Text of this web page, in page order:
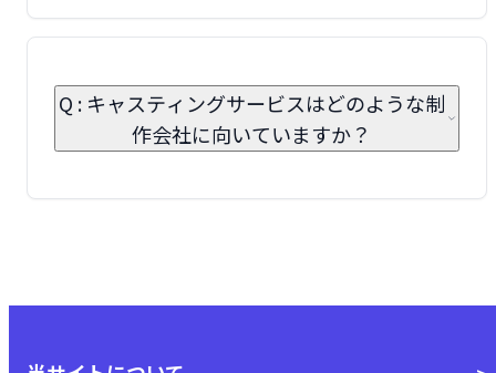
Q : キャスティングサービスはどのような制
作会社に向いていますか？